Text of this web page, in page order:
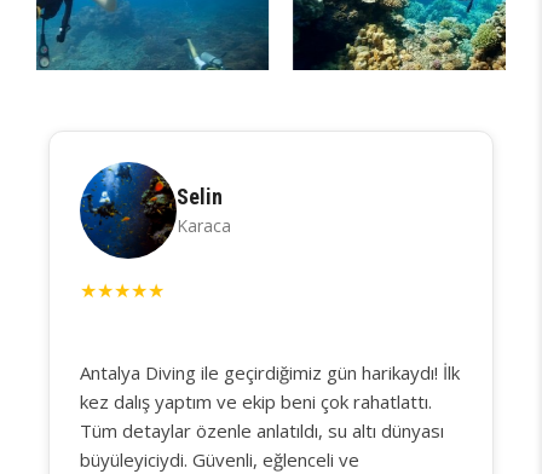
Selin
Karaca
★★★★★
Antalya Diving ile geçirdiğimiz gün harikaydı! İlk
kez dalış yaptım ve ekip beni çok rahatlattı.
Tüm detaylar özenle anlatıldı, su altı dünyası
büyüleyiciydi. Güvenli, eğlenceli ve